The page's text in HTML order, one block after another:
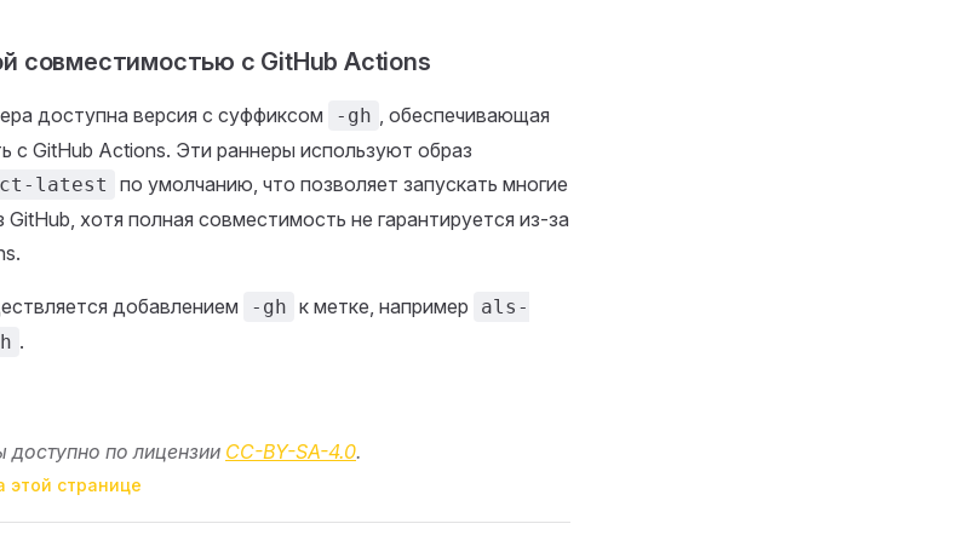
совместимостью с GitHub Actions
доступна версия с суффиксом -gh , обеспечивающая
GitHub Actions. Эти раннеры используют образ
latest
по умолчанию, что позволяет запускать многие
хотя полная совместимость не гарантируется из-за
добавлением -gh к метке, например
als-
.
доступно по лицензии CC-BY-SA-4.0.
этой странице